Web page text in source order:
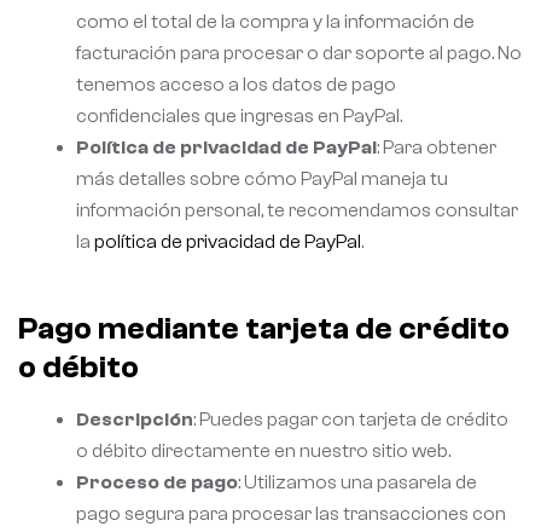
como el total de la compra y la información de
facturación para procesar o dar soporte al pago. No
tenemos acceso a los datos de pago
confidenciales que ingresas en PayPal.
Política de privacidad de PayPal: Para obtener
más detalles sobre cómo PayPal maneja tu
información personal, te recomendamos consultar
la política de privacidad de PayPal .
Pago mediante tarjeta de crédito
o débito
Descripción: Puedes pagar con tarjeta de crédito
o débito directamente en nuestro sitio web.
Proceso de pago: Utilizamos una pasarela de
pago segura para procesar las transacciones con